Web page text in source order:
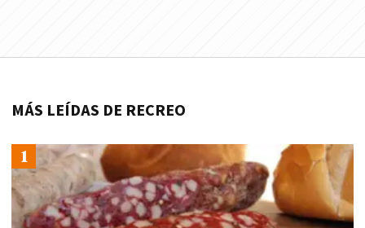
MÁS LEÍDAS DE RECREO